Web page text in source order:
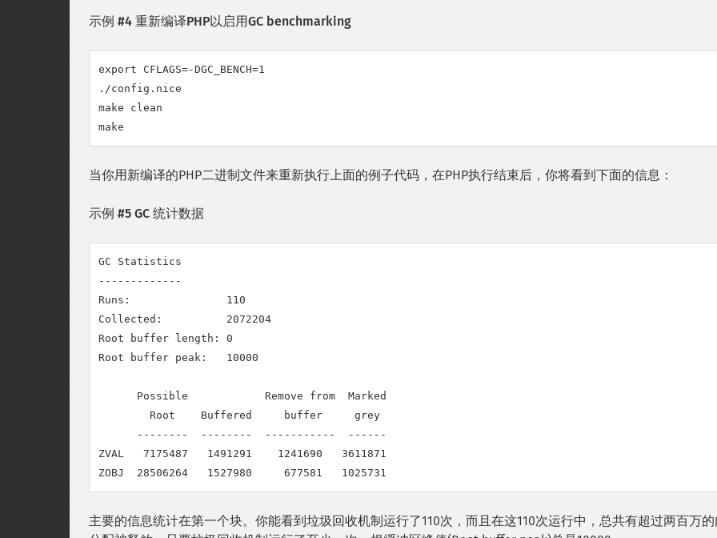
示例 #4 重新编译PHP以启用GC benchmarking
export CFLAGS=-DGC_BENCH=1
./config.nice
make clean
make
当你用新编译的PHP二进制文件来重新执行上面的例子代码，在PHP执行结束后，你将看到下面的信息：
示例 #5 GC 统计数据
GC Statistics
-------------
Runs:               110
Collected:          2072204
Root buffer length: 0
Root buffer peak:   10000
      Possible            Remove from  Marked
        Root    Buffered     buffer     grey
      --------  --------  -----------  ------
ZVAL   7175487   1491291    1241690   3611871
ZOBJ  28506264   1527980     677581   1025731
主要的信息统计在第一个块。你能看到垃圾回收机制运行了110次，而且在这110次运行中，总共有超过两百万